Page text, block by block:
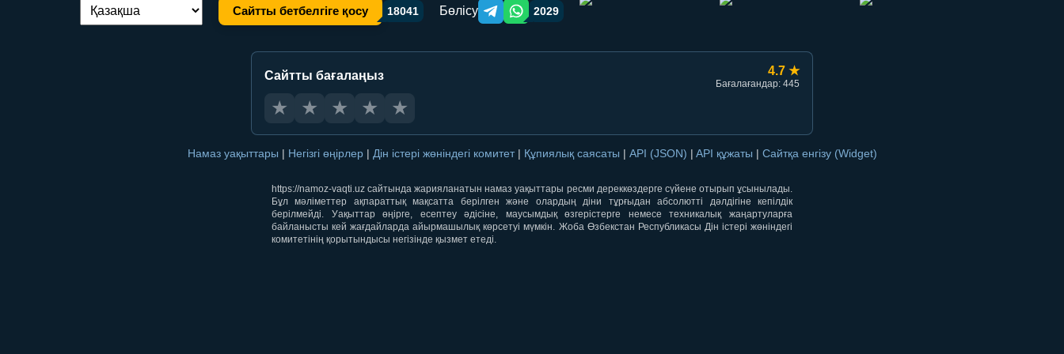
Тілді ауыстыру: Сайтты бетбелгіге қосу 18041 Бөлісу Telegram orqali ulashish
WhatsApp orqali ulashish
2029
Сайтты бағалаңыз 4.7 ★
Бағалағандар: 445
★ ★ ★ ★ ★
Намаз уақыттары | Негізгі өңірлер | Дін істері жөніндегі комитет | Құпиялық саясаты | API (JSON) | API құжаты | Сайтқа енгізу (Widget)
https://namoz-vaqti.uz сайтында жарияланатын намаз уақыттары ресми дереккөздерге сүйене отырып ұсынылады.
Бұл мәліметтер ақпараттық мақсатта берілген және олардың діни тұрғыдан абсолютті дәлдігіне кепілдік
берілмейді. Уақыттар өңірге, есептеу әдісіне, маусымдық өзгерістерге немесе техникалық жаңартуларға
байланысты кей жағдайларда айырмашылық көрсетуі мүмкін. Жоба Өзбекстан Республикасы Дін істері жөніндегі
комитетінің қорытындысы негізінде қызмет етеді.